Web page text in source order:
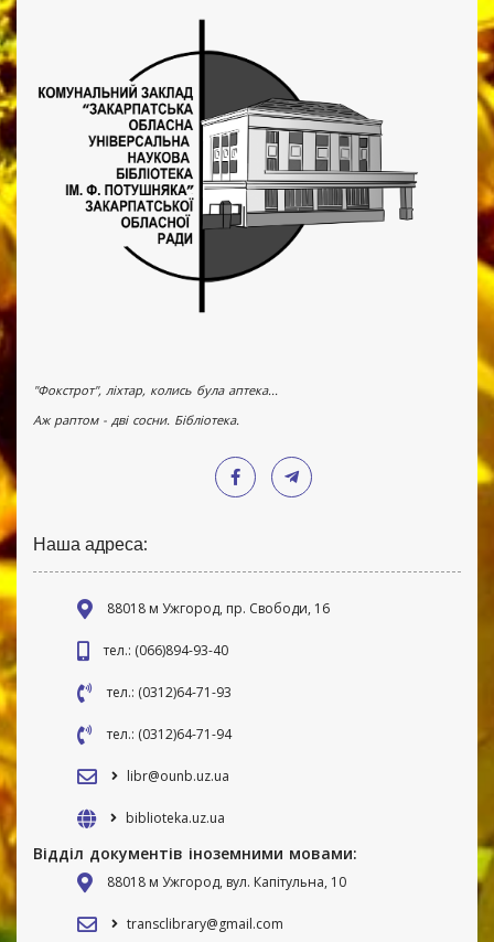
"Фокстрот", ліхтар, колись була аптека...
Аж раптом - дві сосни. Бібліотека.
Наша адреса:
88018 м Ужгород, пр. Свободи, 16
тел.: (066)894-93-40
тел.: (0312)64-71-93
тел.: (0312)64-71-94
libr@ounb.uz.ua
biblioteka.uz.ua
Відділ документів іноземними мовами:
88018 м Ужгород, вул. Капітульна, 10
transclibrary@gmail.com